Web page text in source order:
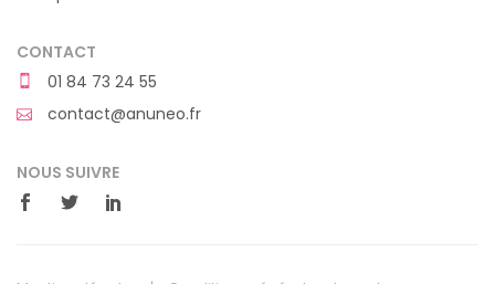
CONTACT
01 84 73 24 55
contact@anuneo.fr
NOUS SUIVRE